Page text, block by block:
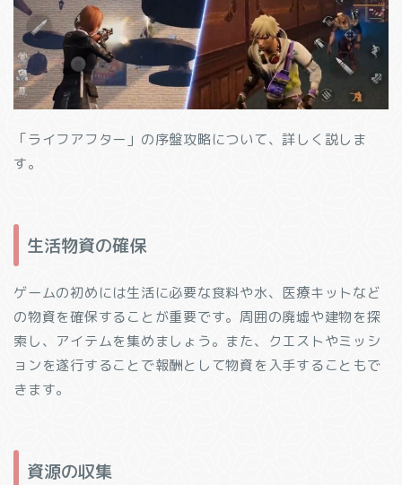
「ライフアフター」の序盤攻略について、詳しく説しま
す。
生活物資の確保
ゲームの初めには生活に必要な食料や水、医療キットなど
の物資を確保することが重要です。周囲の廃墟や建物を探
索し、アイテムを集めましょう。また、クエストやミッシ
ョンを遂行することで報酬として物資を入手することもで
きます。
資源の収集